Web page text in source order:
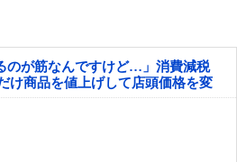
のが筋なんですけど…」消費減税
け商品を値上げして店頭価格を変